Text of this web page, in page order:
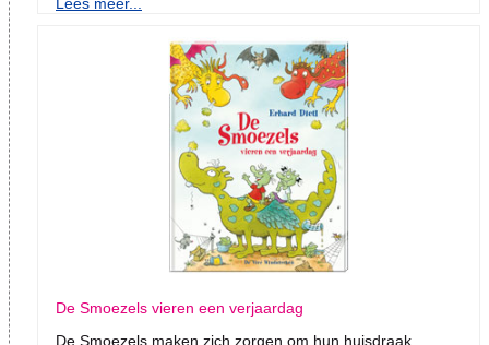
Lees meer...
De Smoezels vieren een verjaardag
De Smoezels maken zich zorgen om hun huisdraak